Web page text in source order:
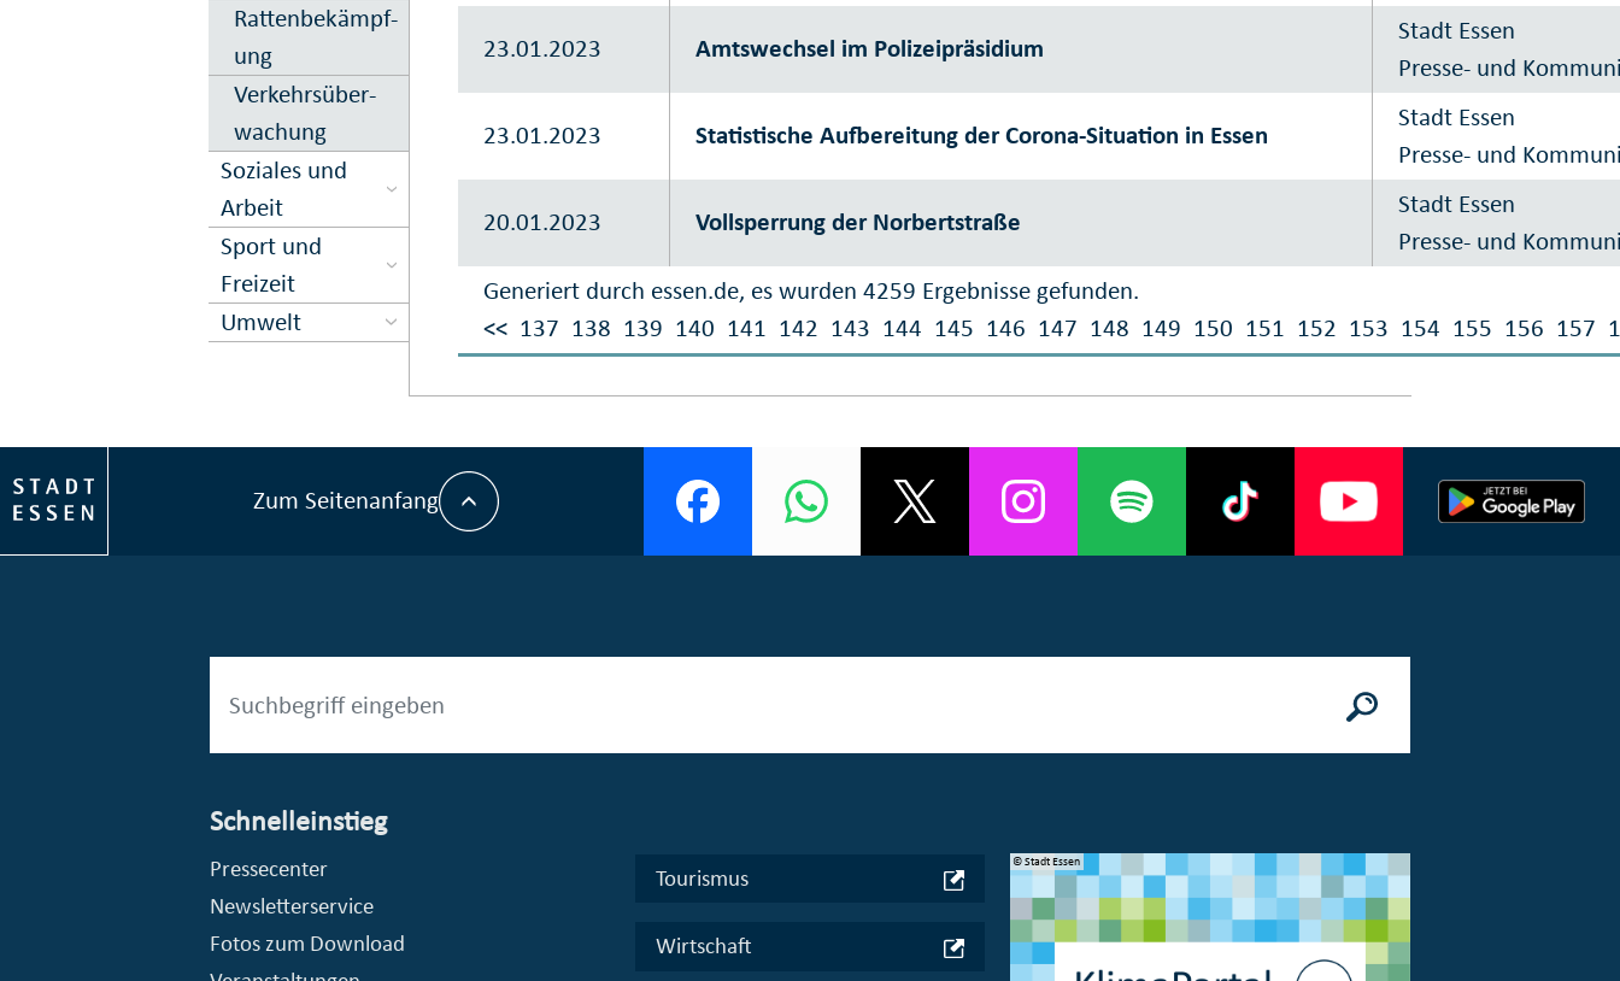
Ratten­be­kämpf­
ung
Verkehrs­über­
wachung
Soziales und
Arbeit
Sport und
Freizeit
Umwelt
Generiert durch essen.de, es wurden 4259 Ergebnisse gefunden.
<< 137 138 139 140 141 142 143 144 145 146 147 148 149 150 151 152 153 154 155 156 157
23.01.2023 Amtswechsel im Polizeipräsidium
Stadt Essen
Presse- und
23.01.2023 Statistische Aufbereitung der Corona-Situation in Essen
Stadt Essen
Presse- und
20.01.2023 Vollsperrung der Norbertstraße
Stadt Essen
Presse- und
Zum Seitenanfang
Schnelleinstieg
Pressecenter
Newsletterservice
Fotos zum Download
Tourismus
Wirtschaft
© Stadt Essen, Presse- und Kommunikationsamt © Stadt Essen